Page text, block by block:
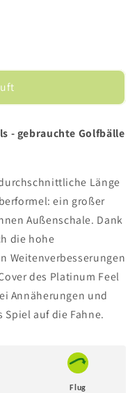
- gebrauchte Golfbälle
Länge
ein großer
Außenschale. Dank
die hohe
Weitenverbesserungen
des Platinum Feel
Annäherungen und
auf die Fahne.
Flug